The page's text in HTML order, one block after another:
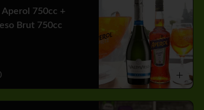
Aperol 750cc +
Brut 750cc